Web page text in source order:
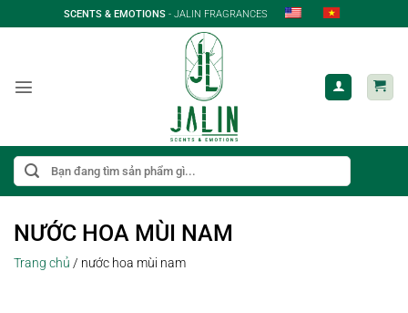
qua
SCENTS & EMOTIONS - JALIN FRAGRANCES
Tìm
kiếm:
NƯỚC HOA MÙI NAM
Trang chủ / nước hoa mùi nam